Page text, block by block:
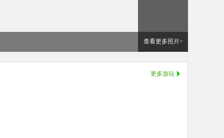
查看更多照片>
更多游玩